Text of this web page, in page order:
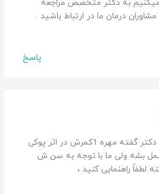
میکنیم به دکتر متخصص مراجعه
مشاوران درمان ما در ارتباط باشید .
پاسخ
سلام مادر من 72سال داره دکتر گفته مهره 1کمرش در اثر پوکی
بشه ولی ما با توجه به سن ش
راهنمایی کنید ،